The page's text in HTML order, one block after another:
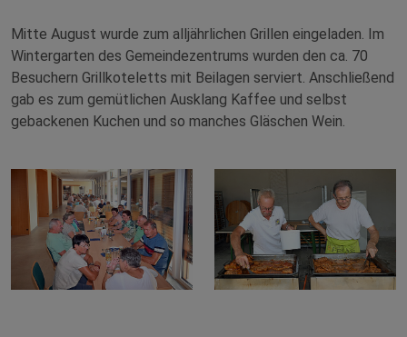
Mitte August wurde zum alljährlichen Grillen eingeladen. Im
Wintergarten des Gemeindezentrums wurden den ca. 70
Besuchern Grillkoteletts mit Beilagen serviert. Anschließend
gab es zum gemütlichen Ausklang Kaffee und selbst
gebackenen Kuchen und so manches Gläschen Wein.